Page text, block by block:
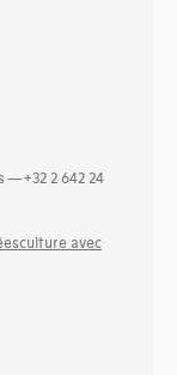
+32 2 642 24
avec